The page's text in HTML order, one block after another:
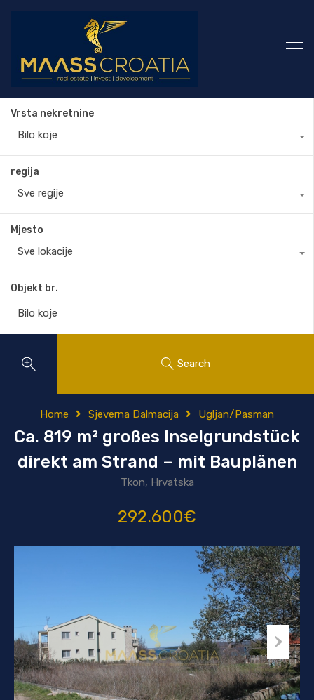
Vrsta nekretnine
Bilo koje
regija
Sve regije
Mjesto
Sve lokacije
Objekt br.
Search
Home Sjeverna Dalmacija Ugljan/Pasman
Ca. 819 m² großes Inselgrundstück
direkt am Strand – mit Bauplänen
Tkon, Hrvatska
292.600€